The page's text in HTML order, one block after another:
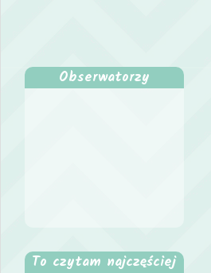
Obserwatorzy
To czytam najczęściej